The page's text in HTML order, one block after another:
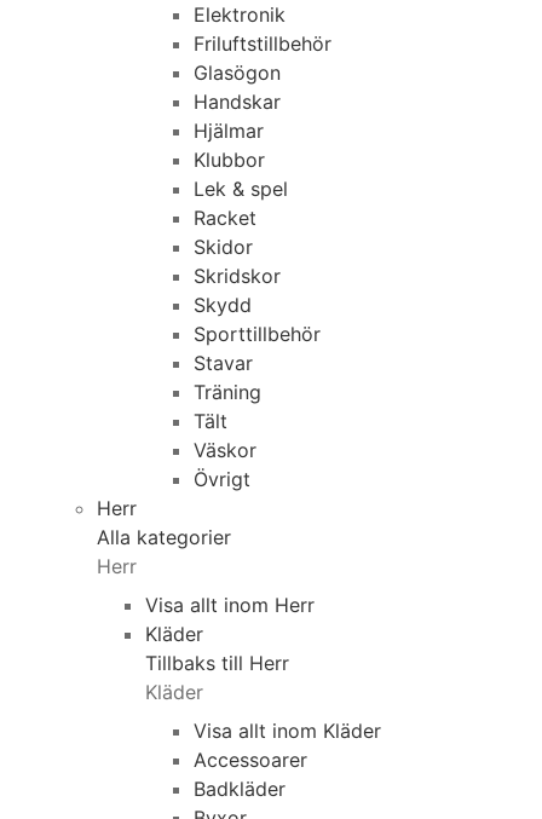
Elektronik
Friluftstillbehör
Glasögon
Handskar
Hjälmar
Klubbor
Lek & spel
Racket
Skidor
Skridskor
Skydd
Sporttillbehör
Stavar
Träning
Tält
Väskor
Övrigt
Herr
Alla kategorier
Herr
Visa allt inom Herr
Kläder
Tillbaks till Herr
Kläder
Visa allt inom Kläder
Accessoarer
Badkläder